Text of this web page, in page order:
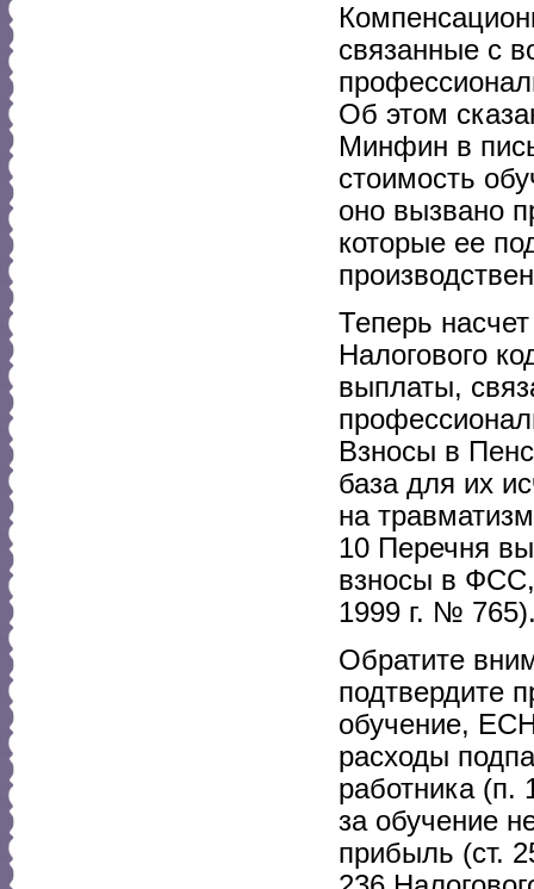
связанные с
Об этом
Минфин в
стоимость
оно вызвано
которые ее
Теперь
Налогового
выплаты,
Взносы в
база для их
на
10 Перечня
взносы в ФСС,
1999 г. №
Обратите
подтвердите
обучение,
расходы
работника (п.
за обучение
прибыль (ст.